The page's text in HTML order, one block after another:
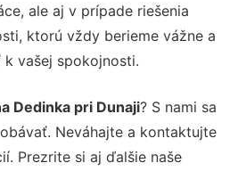
ale aj v prípade riešenia
ktorú vždy berieme vážne a
k vašej spokojnosti.
Dedinka pri Dunaji? S nami sa
Neváhajte a kontaktujte
Prezrite si aj ďalšie naše